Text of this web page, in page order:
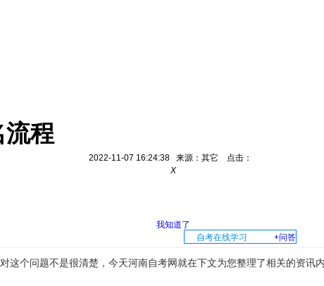
程
2022-11-07 16:24:38 来源：其它 点击：
X
我知道了
自考在线学习
+问答
个问题不是很清楚，今天河南自考网就在下文为您整理了相关的资讯